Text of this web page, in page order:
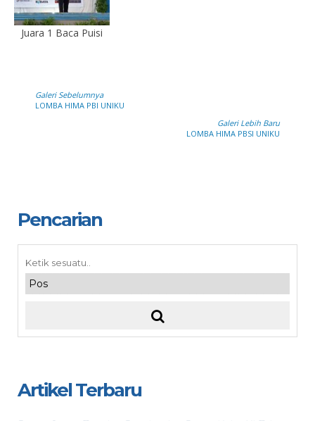
Juara 1 Baca Puisi
Galeri Sebelumnya
LOMBA HIMA PBI UNIKU
Galeri Lebih Baru
LOMBA HIMA PBSI UNIKU
Pencarian
Artikel Terbaru